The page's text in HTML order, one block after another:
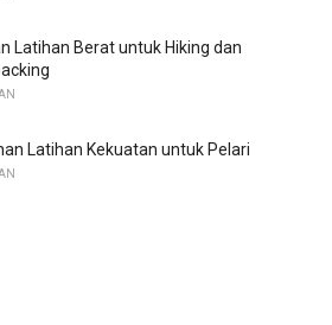
Latihan Berat untuk Hiking dan
Latihan Kekuatan untuk Pelari